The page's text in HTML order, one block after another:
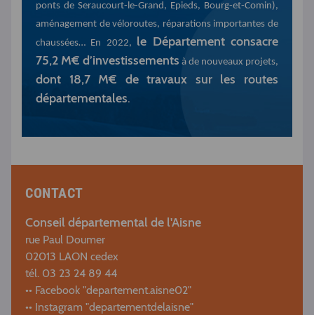
ponts de Seraucourt-le-Grand, Epieds, Bourg-et-Comin),
aménagement de véloroutes, réparations importantes de
chaussées… En 2022, le Département consacre
75,2 M€ d’investissements à de nouveaux projets,
dont 18,7 M€ de travaux sur les routes
départementales.
CONTACT
Conseil départemental de l'Aisne
rue Paul Doumer
02013 LAON cedex
tél. 03 23 24 89 44
•• Facebook "departement.aisne02"
•• Instagram "departementdelaisne"